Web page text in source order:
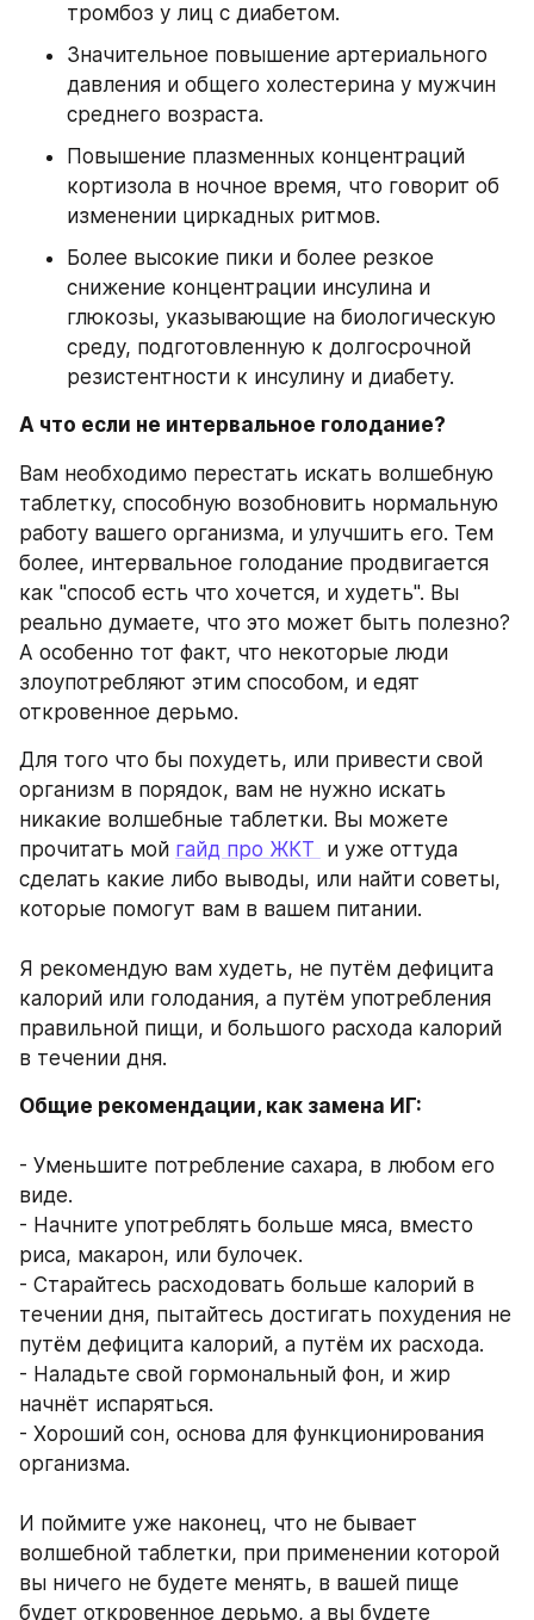
тромбоз у лиц с диабетом.
Значительное повышение артериального
давления и общего холестерина у мужчин
среднего возраста.
Повышение плазменных концентраций
кортизола в ночное время, что говорит об
изменении циркадных ритмов.
Более высокие пики и более резкое
снижение концентрации инсулина и
глюкозы, указывающие на биологическую
среду, подготовленную к долгосрочной
резистентности к инсулину и диабету.
А что если не интервальное голодание?
Вам необходимо перестать искать волшебную
таблетку, способную возобновить нормальную
работу вашего организма, и улучшить его. Тем
более, интервальное голодание продвигается
как "способ есть что хочется, и худеть". Вы
реально думаете, что это может быть полезно?
А особенно тот факт, что некоторые люди
злоупотребляют этим способом, и едят
откровенное дерьмо.
Для того что бы похудеть, или привести свой
организм в порядок, вам не нужно искать
никакие волшебные таблетки. Вы можете
прочитать мой гайд про ЖКТ и уже оттуда
сделать какие либо выводы, или найти советы,
которые помогут вам в вашем питании.
Я рекомендую вам худеть, не путём дефицита
калорий или голодания, а путём употребления
правильной пищи, и большого расхода калорий
в течении дня.
Общие рекомендации, как замена ИГ:
- Уменьшите потребление сахара, в любом его
виде.
- Начните употреблять больше мяса, вместо
риса, макарон, или булочек.
- Старайтесь расходовать больше калорий в
течении дня, пытайтесь достигать похудения не
путём дефицита калорий, а путём их расхода.
- Наладьте свой гормональный фон, и жир
начнёт испаряться.
- Хороший сон, основа для функционирования
организма.
И поймите уже наконец, что не бывает
волшебной таблетки, при применении которой
вы ничего не будете менять, в вашей пище
будет откровенное дерьмо, а вы будете